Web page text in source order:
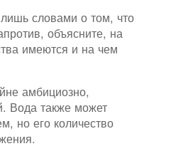
словами о том, что
объясните, на
имеются и на чем
амбициозно,
Вода также может
но его количество